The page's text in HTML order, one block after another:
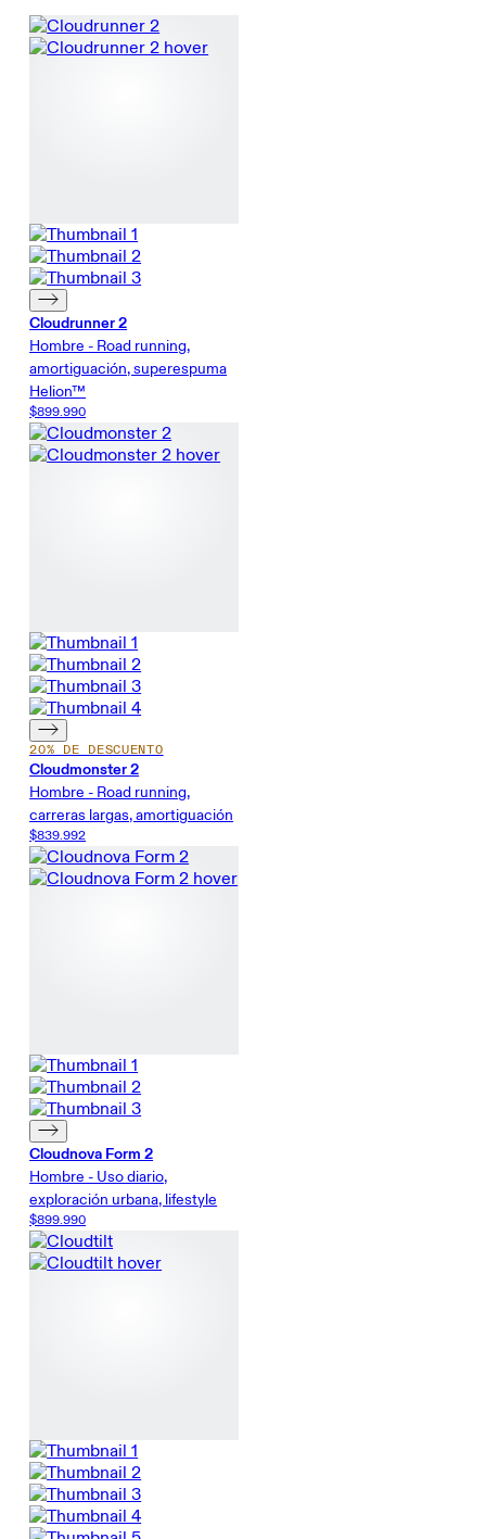
Cloudrunner 2
Hombre - Road running,
amortiguación, superespuma
Helion™
$899.990
20% DE DESCUENTO
Cloudmonster 2
Hombre - Road running,
carreras largas, amortiguación
$839.992
Cloudnova Form 2
Hombre - Uso diario,
exploración urbana, lifestyle
$899.990